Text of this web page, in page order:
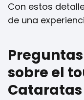
Con estos
de una
sobre el